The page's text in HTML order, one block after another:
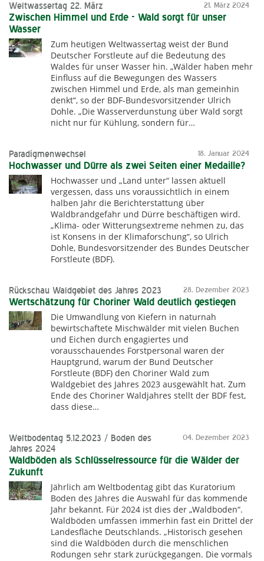
21. März 2024
Weltwassertag 22. März
Zwischen Himmel und Erde - Wald sorgt für unser
Wasser
Zum heutigen Weltwassertag weist der Bund
Deutscher Forstleute auf die Bedeutung des
Waldes für unser Wasser hin. „Wälder haben mehr
Einfluss auf die Bewegungen des Wassers
zwischen Himmel und Erde, als man gemeinhin
denkt“, so der BDF-Bundesvorsitzender Ulrich
Dohle. „Die Wasserverdunstung über Wald sorgt
nicht nur für Kühlung, sondern für…
18. Januar 2024
Paradigmenwechsel
Hochwasser und Dürre als zwei Seiten einer Medaille?
Hochwasser und „Land unter“ lassen aktuell
vergessen, dass uns voraussichtlich in einem
halben Jahr die Berichterstattung über
Waldbrandgefahr und Dürre beschäftigen wird.
„Klima- oder Witterungsextreme nehmen zu, das
ist Konsens in der Klimaforschung“, so Ulrich
Dohle, Bundesvorsitzender des Bundes Deutscher
Forstleute (BDF).
28. Dezember 2023
Rückschau Waldgebiet des Jahres 2023
Wertschätzung für Choriner Wald deutlich gestiegen
Die Umwandlung von Kiefern in naturnah
bewirtschaftete Mischwälder mit vielen Buchen
und Eichen durch engagiertes und
vorausschauendes Forstpersonal waren der
Hauptgrund, warum der Bund Deutscher
Forstleute (BDF) den Choriner Wald zum
Waldgebiet des Jahres 2023 ausgewählt hat. Zum
Ende des Choriner Waldjahres stellt der BDF fest,
dass diese…
04. Dezember 2023
Weltbodentag 5.12.2023 / Boden des
Jahres 2024
Waldböden als Schlüsselressource für die Wälder der
Zukunft
Jährlich am Weltbodentag gibt das Kuratorium
Boden des Jahres die Auswahl für das kommende
Jahr bekannt. Für 2024 ist dies der „Waldboden“.
Waldböden umfassen immerhin fast ein Drittel der
Landesfläche Deutschlands. „Historisch gesehen
sind die Waldböden durch die menschlichen
Rodungen sehr stark zurückgegangen. Die vormals